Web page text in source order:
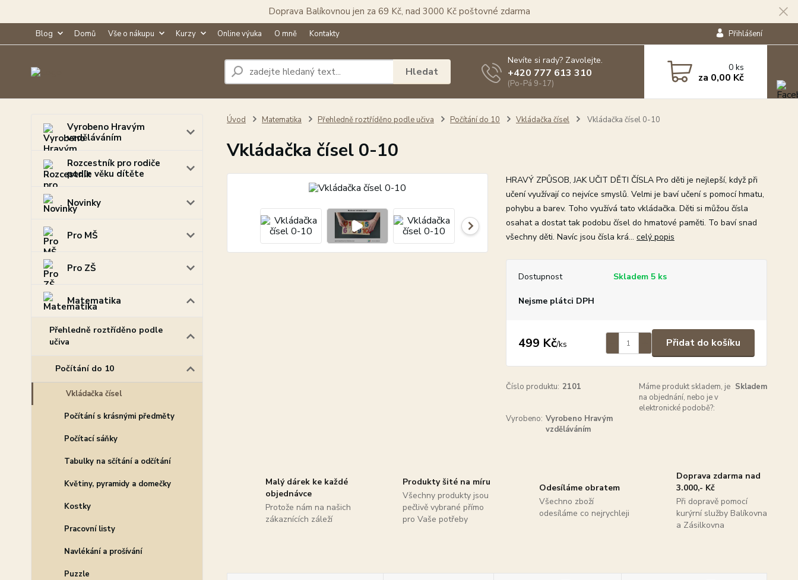
Doprava Balíkovnou jen za 69 Kč, nad 3000 Kč poštovné zdarma
Blog Domů Vše o nákupu Kurzy Online výuka O mně Kontakty Přihlášení
Hledat
Nevíte si rady? Zavolejte.
+420 777 613 310
(Po-Pá 9-17)
0ks
za 0,00 Kč
Vyrobeno Hravým
vzděláváním
Rozcestník pro rodiče
podle věku dítěte
Novinky
Pro MŠ
Pro ZŠ
Matematika
Přehledně roztříděno podle
učiva
Počítání do 10
Vkládačka čísel
Počítání s krásnými předměty
Počítací sáňky
Tabulky na sčítání a odčítání
Květiny, pyramidy a domečky
Kostky
Pracovní listy
Navlékání a prošívání
Puzzle
Úvod Matematika Přehledně roztříděno podle učiva Počítání do 10 Vkládačka čísel Vkládačka čísel 0-10
Vkládačka čísel 0-10
HRAVÝ ZPŮSOB, JAK UČIT DĚTI ČÍSLA Pro děti je nejlepší, když při
učení využívají co nejvíce smyslů. Velmi je baví učení s pomocí hmatu,
pohybu a barev. Toho využívá tato vkládačka. Děti si můžou čísla
osahat a dostat tak podobu čísel do hmatové paměti. To baví snad
všechny děti. Navíc jsou čísla krá... celý popis
Dostupnost Skladem 5 ks
Nejsme plátci DPH
499 Kč/ks Přidat do košíku
Číslo produktu: 2101
Máme produkt skladem, je
na objednání, nebo je v
elektronické podobě?:
Skladem
Vyrobeno: Vyrobeno Hravým
vzděláváním
Malý dárek ke každé
objednávce
Protože nám na našich
zákaznících záleží
Produkty šité na míru
Všechny produkty jsou
pečlivě vybrané přímo
pro Vaše potřeby
Odesíláme obratem
Všechno zboží
odesíláme co nejrychleji
Doprava zdarma nad
3.000,- Kč
Při dopravě pomocí
kurýrní služby Balíkovna
a Zásilkovna